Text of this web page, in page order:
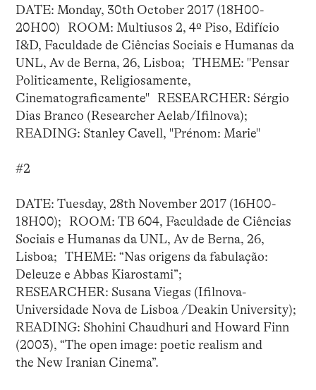
DATE: Monday, 30th October 2017 (18H00-
20H00) ROOM: Multiusos 2, 4º Piso, Edifício
I&D, Faculdade de Ciências Sociais e Humanas da
UNL, Av de Berna, 26, Lisboa; THEME: "Pensar
Politicamente, Religiosamente,
Cinematograficamente" RESEARCHER: Sérgio
Dias Branco (Researcher Aelab/Ifilnova);
READING: Stanley Cavell, "Prénom: Marie"
#2
DATE: Tuesday, 28th November 2017 (16H00-
18H00); ROOM: TB 604, Faculdade de Ciências
Sociais e Humanas da UNL, Av de Berna, 26,
Lisboa; THEME: “Nas origens da fabulação:
Deleuze e Abbas Kiarostami”;
RESEARCHER: Susana Viegas (Ifilnova-
Universidade Nova de Lisboa /Deakin University);
READING: Shohini Chaudhuri and Howard Finn
(2003), “The open image: poetic realism and
the New Iranian Cinema”.